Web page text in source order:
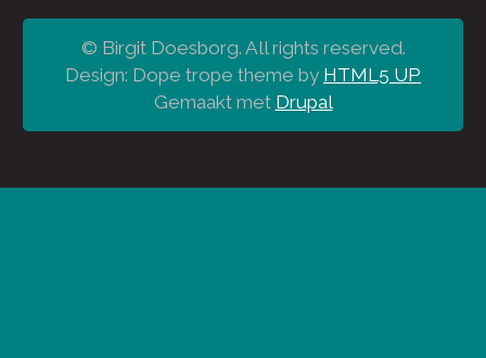
© Birgit Doesborg. All rights reserved.
Design: Dope trope theme by HTML5 UP
Gemaakt met Drupal